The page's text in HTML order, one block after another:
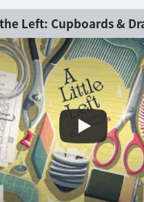
Left: Cupboards &